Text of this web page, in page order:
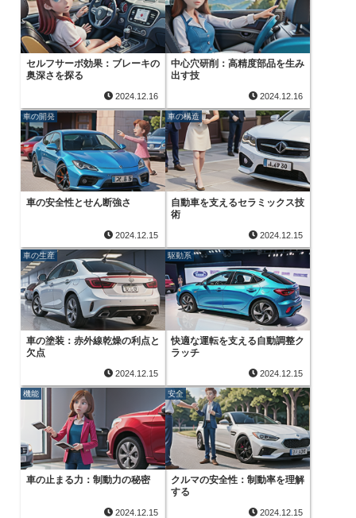
セルフサーボ効果：ブレーキの
奥深さを探る
2024.12.16
中心穴研削：高精度部品を生み
出す技
2024.12.16
車の開発
車の安全性とせん断強さ
2024.12.15
車の構造
自動車を支えるセラミックス技
術
2024.12.15
車の生産
車の塗装：赤外線乾燥の利点と
欠点
2024.12.15
駆動系
快適な運転を支える自動調整ク
ラッチ
2024.12.15
機能
車の止まる力：制動力の秘密
2024.12.15
安全
クルマの安全性：制動率を理解
する
2024.12.15